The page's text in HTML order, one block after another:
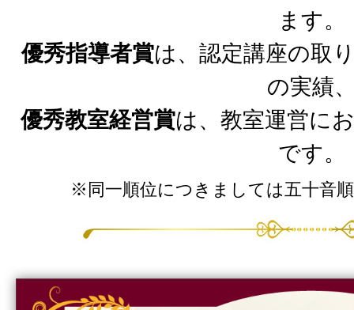
ます。
優秀指導者賞は、認定講座の取
の実績
優秀教室経営賞は、教室運営に
です。
※同一順位につきましては五十音